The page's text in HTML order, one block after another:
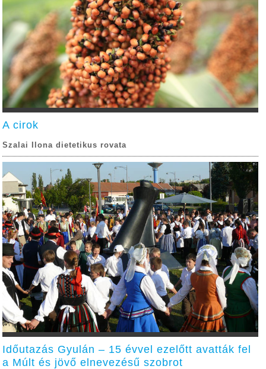
A cirok
Szalai Ilona dietetikus rovata
Időutazás Gyulán – 15 évvel ezelőtt avatták fel
a Múlt és jövő elnevezésű szobrot